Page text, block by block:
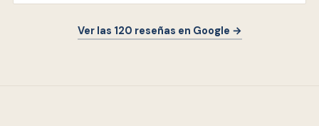
Ver las 120 reseñas en Google →